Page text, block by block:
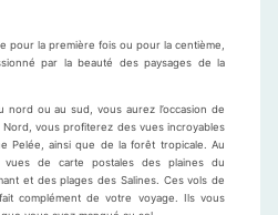
pour la première fois ou pour la centième,
par la beauté des paysages de la
nord ou au sud, vous aurez l’occasion de
Nord, vous profiterez des vues incroyables
Pelée, ainsi que de la forêt tropicale. Au
de carte postales des plaines du
et des plages des Salines. Ces vols de
complément de votre voyage. Ils vous